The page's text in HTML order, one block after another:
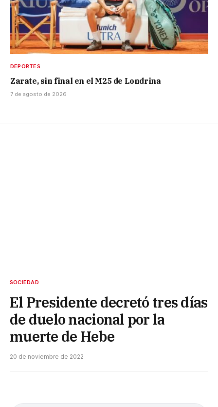
DEPORTES
Zarate, sin final en el M25 de Londrina
7 de agosto de 2026
SOCIEDAD
El Presidente decretó tres días
de duelo nacional por la
muerte de Hebe
20 de noviembre de 2022